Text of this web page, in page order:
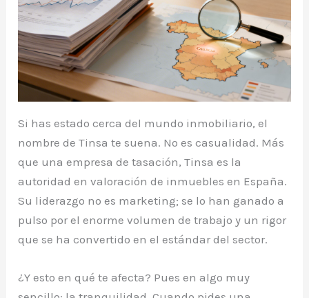
Si has estado cerca del mundo inmobiliario, el
nombre de Tinsa te suena. No es casualidad. Más
que una empresa de tasación, Tinsa es la
autoridad en valoración de inmuebles en España.
Su liderazgo no es marketing; se lo han ganado a
pulso por el enorme volumen de trabajo y un rigor
que se ha convertido en el estándar del sector.
¿Y esto en qué te afecta? Pues en algo muy